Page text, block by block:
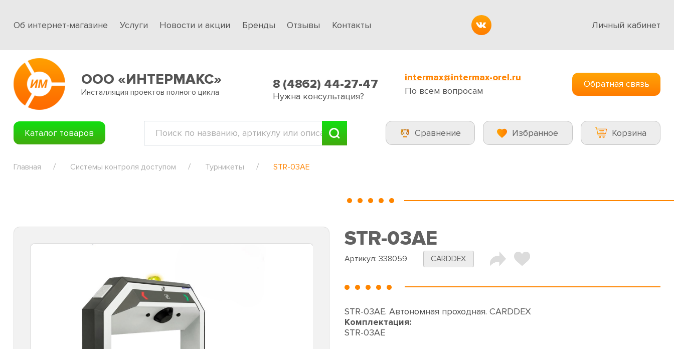
Об интернет-магазине Услуги Новости и акции Бренды Отзывы Контакты Личный кабинет
ООО «ИНТЕРМАКС»
Инсталляция проектов полного цикла
8 (4862) 44-27-47
Нужна консультация?
intermax@intermax-orel.ru
По всем вопросам
Обратная связь
Каталог товаров Сравнение Избранное Корзина
Главная Системы контроля доступом Турникеты STR-03AE
STR-03AE
Артикул: 338059 CARDDEX
STR-03AE. Автономная проходная. CARDDEX
Комплектация:
STR-03AE